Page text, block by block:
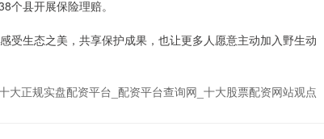
个县开展保险理赔。
生态之美，共享保护成果，也让更多人愿意主动加入野生动
大正规实盘配资平台_配资平台查询网_十大股票配资网站观点